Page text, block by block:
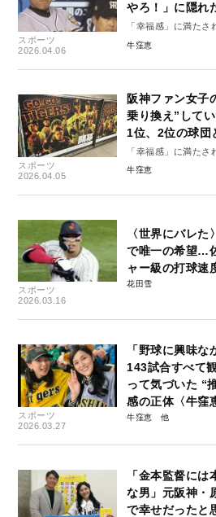
スポーツ
2026.04.06
やろ！」に隠れ
「幸福感」に満たさ
しょう#7
牛窪恵
スポーツ
2026.04.05
阪神ファン女子
乗り換え”して
1位、2位の球団
「幸福感」に満たさ
しょう#6
牛窪恵
スポーツ
2026.03.16
〈世界にバレ
で唯一の希望…
ャー級の打球速
花田雪
スポーツ
2026.03.27
「野球に興味
143試合すべて
って気づいた “
感の正体〈牛窪
牛窪恵
「金本監督に
な男」元阪神・
で幸せだったと